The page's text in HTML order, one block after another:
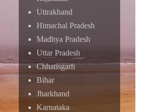
Uttrakhand
Himachal Pradesh
Madhya Pradesh
Uttar Pradesh
Chhatisgarh
Bihar
Jharkhand
Karnataka